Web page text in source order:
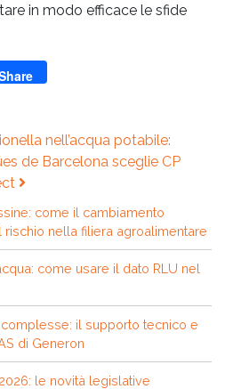
in modo efficace le sfide
nell’acqua potabile:
de Barcelona sceglie CP
come il cambiamento
nella filiera agroalimentare
come usare il dato RLU nel
il supporto tecnico e
di Generon
le novità legislative